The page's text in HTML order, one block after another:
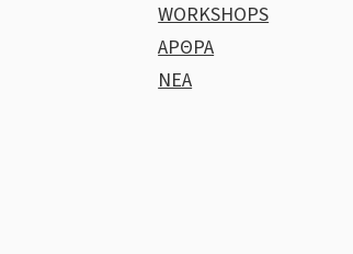
WORKSHOPS
ΑΡΘΡΑ
ΝΕΑ